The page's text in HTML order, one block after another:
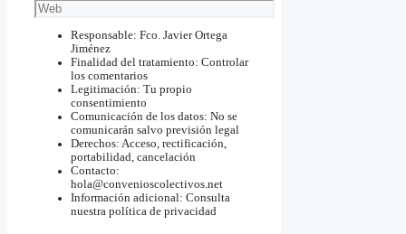
Web
Responsable: Fco. Javier Ortega
Jiménez
Finalidad del tratamiento: Controlar
los comentarios
Legitimación: Tu propio
consentimiento
Comunicación de los datos: No se
comunicarán salvo previsión legal
Derechos: Acceso, rectificación,
portabilidad, cancelación
Contacto:
hola@convenioscolectivos.net
Información adicional: Consulta
nuestra política de privacidad